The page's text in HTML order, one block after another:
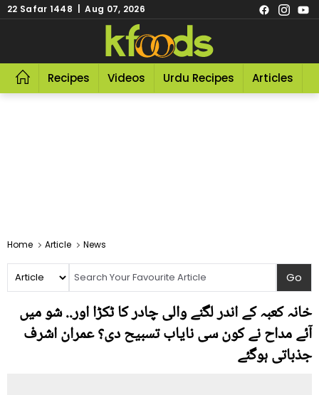
22 Safar 1448 | Aug 07, 2026
Recipes Videos Urdu Recipes Articles
Home Article News
خانہ کعبہ کے اندر لگنے والی چادر کا ٹکڑا اور.. شو میں
آئے مداح نے کون سی نایاب تسبیح دی؟ عمران اشرف
جذباتی ہوگئے